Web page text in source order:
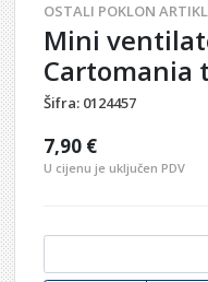
OSTALI POKLON
Mini
Cartomania
Šifra: 0124457
7,90 €
U cijenu je uključen PDV